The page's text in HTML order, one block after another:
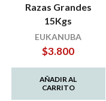
Razas Grandes
15Kgs
EUKANUBA
$3.800
AÑADIR AL
CARRITO